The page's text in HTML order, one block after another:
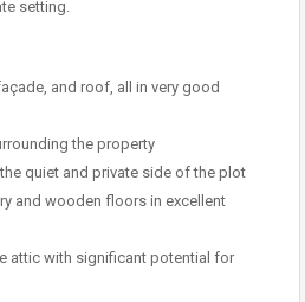
setting.
and roof, all in very good
the property
quiet and private side of the plot
and wooden floors in excellent
attic with significant potential for